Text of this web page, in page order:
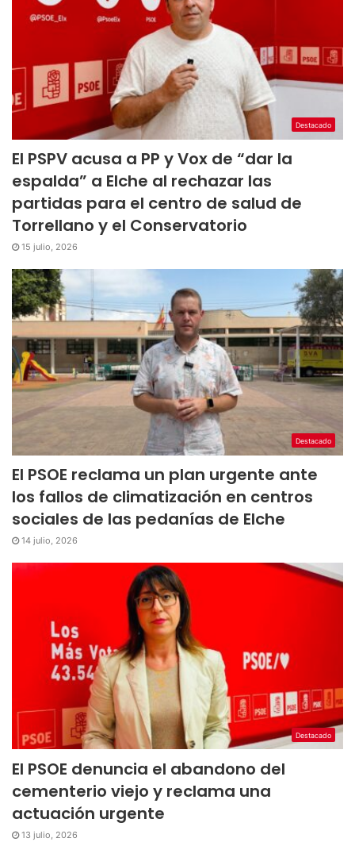
Destacado
El PSPV acusa a PP y Vox de “dar la
espalda” a Elche al rechazar las
partidas para el centro de salud de
Torrellano y el Conservatorio
15 julio, 2026
Destacado
El PSOE reclama un plan urgente ante
los fallos de climatización en centros
sociales de las pedanías de Elche
14 julio, 2026
Destacado
El PSOE denuncia el abandono del
cementerio viejo y reclama una
actuación urgente
13 julio, 2026